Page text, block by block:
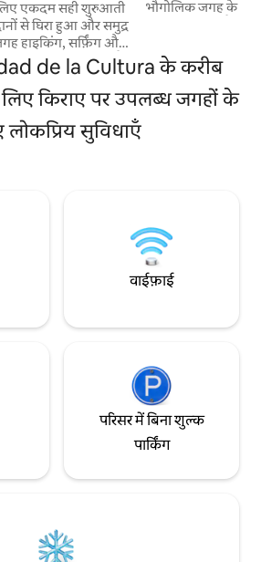
एकदम सही शुरुआती
से घिरा हुआ और समुद्र
हाइकिंग, सर्फ़िंग और
के लिए बिलकुल सही है,
शानदार रास्तों तक
कुछ ही मिनट की दूरी
ऑफ़ अस्टुरियस और
विलेज और पारंपरिक व
समुद्र, पहाड़ों और अच्छे
भौगोलिक जगह के
कोवाडोंगा झीलों से
पकड़ने की मछली
जैसे कि टाजोन्स,
कैंडेस। उस इलाके में
de la Cultura के करीब
लिए किराए पर उपलब्ध जगहों के
लोकप्रिय सुविधाएँ
वाईफ़ाई
परिसर में बिना शुल्क
पार्किंग